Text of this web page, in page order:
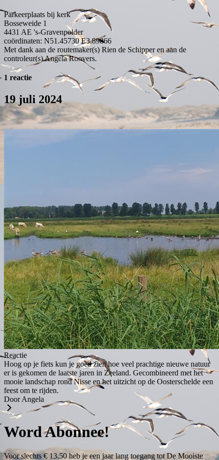
Parkeerplaats bij kerk
Bosseweide 1
4431 AE 's-Gravenpolder
coördinaten: N51.45730 E3.89866
Met dank aan de routemaker(s) Rien de Schipper en aan de
controleur(s) Angela Roovers.
1 reactie
19 juli 2024
Reactie
Hoog op je fiets kun je goed zien hoe veel prachtige nieuwe natuur
er is gekomen de laatste jaren in Zeeland. Gecombineerd met het
mooie landschap rond Nisse en het uitzicht op de Oosterschelde een
feest om te rijden.
Door Angela
Word Abonnee!
Voor slechts € 13,50 heb je een jaar lang toegang tot De Mooiste